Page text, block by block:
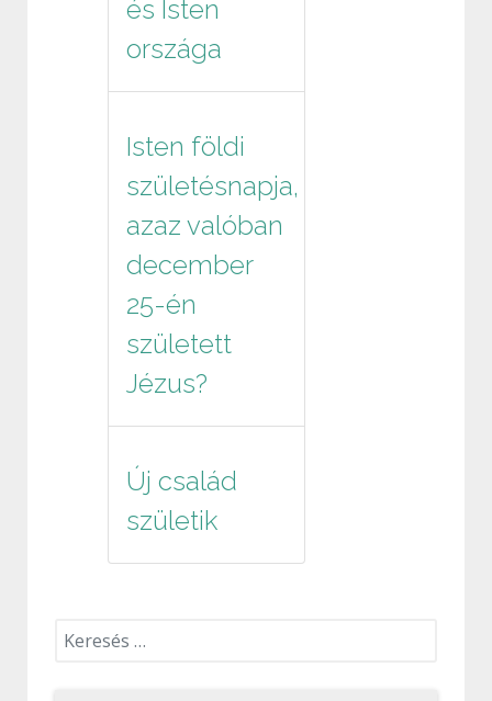
és Isten
országa
Isten földi
születésnapja,
azaz valóban
december
25-én
született
Jézus?
Új család
születik
Keresés...